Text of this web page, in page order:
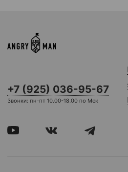
+7 (925) 036-95-67
Звонки: пн-пт 10.00-18.00 по Мск